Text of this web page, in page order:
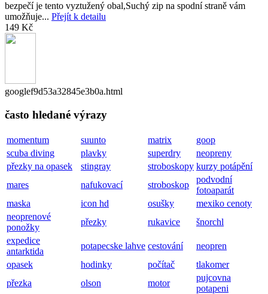
bezpečí je tento vyztužený obal,Suchý zip na spodní straně vám
umožňuje... Přejít k detailu
149 Kč
googlef9d53a32845e3b0a.html
často hledané výrazy
momentum suunto matrix
goop
scuba diving
plavky superdry
neopreny
přezky na opasek
stingray stroboskopy kurzy potápění
mares
nafukovací stroboskop
podvodní
fotoaparát
maska
icon hd osušky
mexiko cenoty
neoprenové
ponožky
přezky rukavice
šnorchl
expedice
antarktida
potapecske lahve cestování
neopren
opasek
hodinky počítač
tlakomer
přezka
olson motor
pujcovna
potapeni